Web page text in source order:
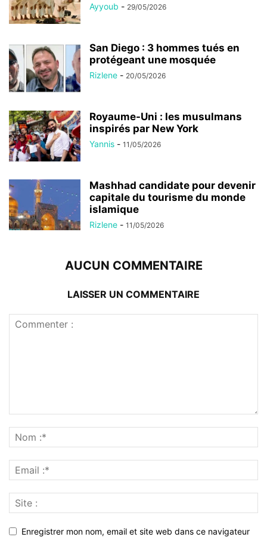
Ayyoub - 29/05/2026
San Diego : 3 hommes tués en
protégeant une mosquée
Rizlene - 20/05/2026
Royaume-Uni : les musulmans
inspirés par New York
Yannis - 11/05/2026
Mashhad candidate pour devenir
capitale du tourisme du monde
islamique
Rizlene - 11/05/2026
AUCUN COMMENTAIRE
LAISSER UN COMMENTAIRE
Enregistrer mon nom, email et site web dans ce navigateur